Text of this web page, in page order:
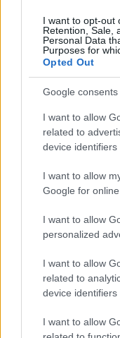
I want to opt-out
Retention, Sale,
Personal Data
Purposes for
Opted Out
Google consents
I want to allow
related to
device identifiers
I want to allow
Google for
I want to allow
personalized
I want to allow
related to
device identifiers
I want to allow
Πότε τελειώνουν οι
Θερινές εκπτώσεις:
17/07/2026 - 14:13